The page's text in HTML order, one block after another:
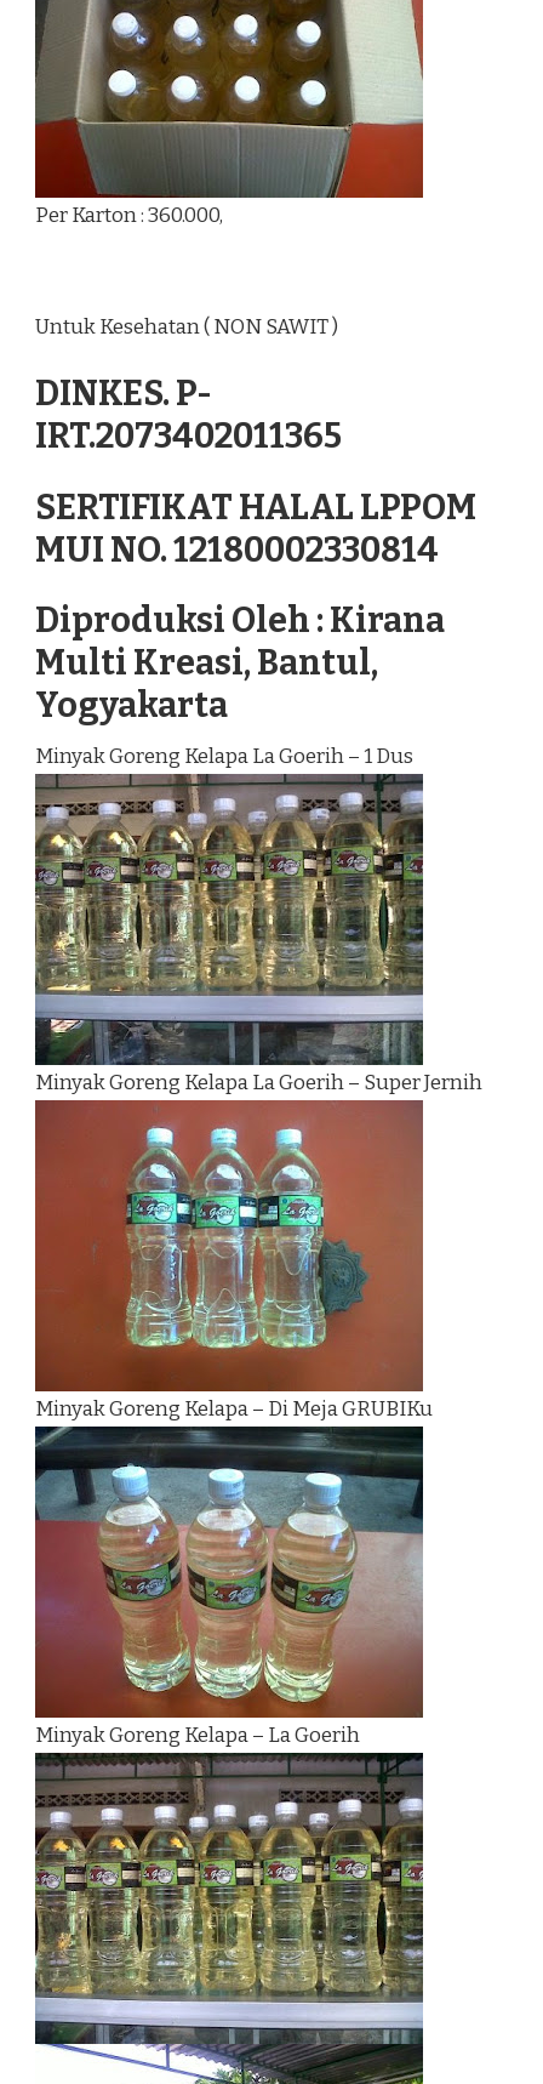
Per Karton : 360.000,
Untuk Kesehatan ( NON SAWIT )
DINKES. P-
IRT.2073402011365
SERTIFIKAT HALAL LPPOM
MUI NO. 12180002330814
Diproduksi Oleh : Kirana
Multi Kreasi, Bantul,
Yogyakarta
Minyak Goreng Kelapa La Goerih – 1 Dus
Minyak Goreng Kelapa La Goerih – Super Jernih
Minyak Goreng Kelapa – Di Meja GRUBIKu
Minyak Goreng Kelapa – La Goerih